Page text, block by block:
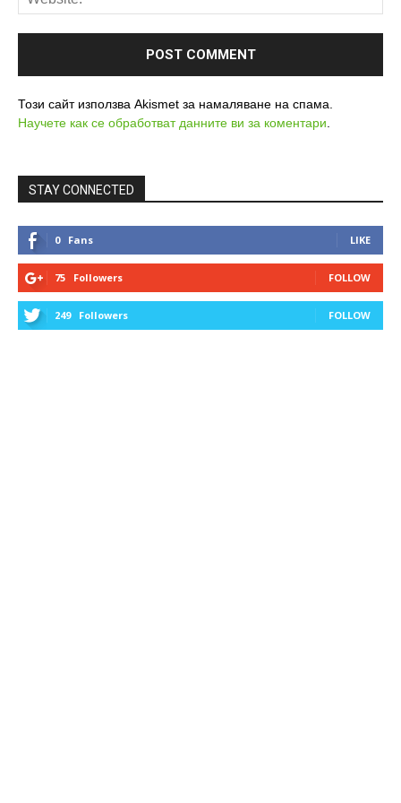
Този сайт използва Akismet за намаляване на спама.
Научете как се обработват данните ви за коментари
STAY CONNECTED
0 Fans LIKE
75 Followers FOLLOW
249 Followers FOLLOW